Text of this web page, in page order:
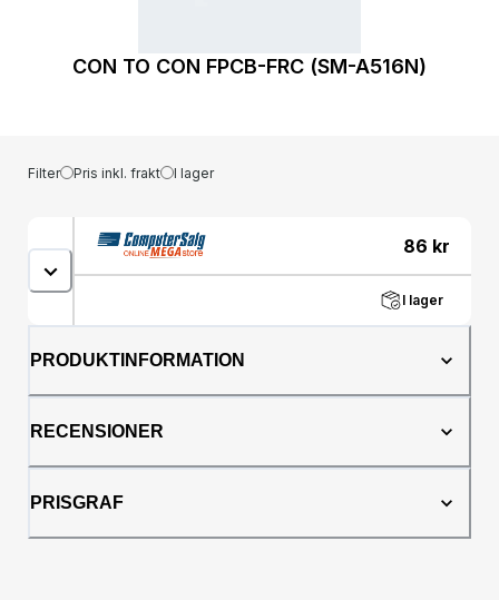
CON TO CON FPCB-FRC (SM-A516N)
Filter Pris inkl. frakt I lager
86 kr
I lager
PRODUKTINFORMATION
RECENSIONER
PRISGRAF